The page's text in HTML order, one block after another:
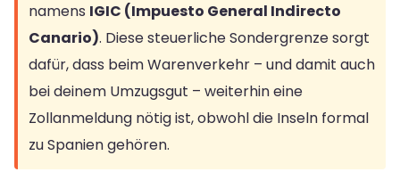
namens IGIC (Impuesto General Indirecto
Canario). Diese steuerliche Sondergrenze sorgt
dafür, dass beim Warenverkehr – und damit auch
bei deinem Umzugsgut – weiterhin eine
Zollanmeldung nötig ist, obwohl die Inseln formal
zu Spanien gehören.